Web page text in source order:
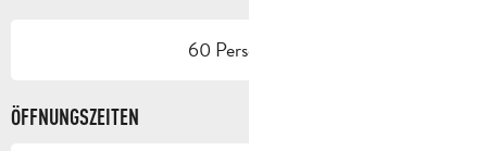
60 Person(en)
ÖFFNUNGSZEITEN